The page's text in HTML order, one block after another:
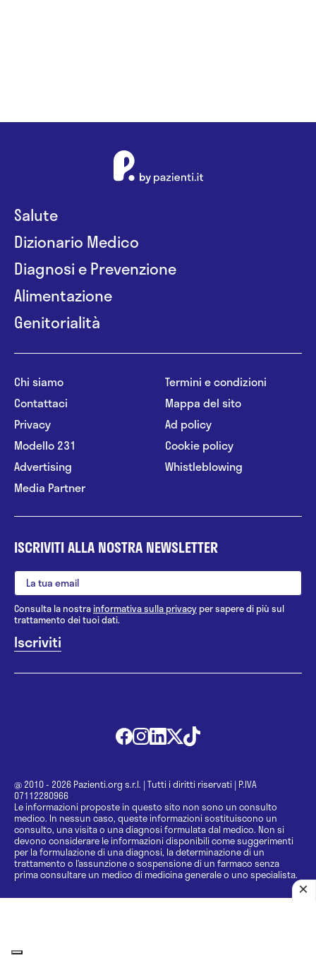
Salute
Dizionario Medico
Diagnosi e Prevenzione
Alimentazione
Genitorialità
Chi siamo
Contattaci
Privacy
Modello 231
Advertising
Media Partner
Termini e condizioni
Mappa del sito
Ad policy
Cookie policy
Whistleblowing
ISCRIVITI ALLA NOSTRA NEWSLETTER
Consulta la nostrainformativa sulla privacy per sapere di più sul
trattamento dei tuoi dati.
@ 2010 - 2026 Pazienti.org s.r.l. | Tutti i diritti riservati | P.IVA
07112280966
Le informazioni proposte in questo sito non sono un consulto
medico. In nessun caso, queste informazioni sostituiscono un
consulto, una visita o una diagnosi formulata dal medico. Non si
devono considerare le informazioni disponibili come suggerimenti
per la formulazione di una diagnosi, la determinazione di un
trattamento o l’assunzione o sospensione di un farmaco senza
prima consultare un medico di medicina generale o uno specialista.